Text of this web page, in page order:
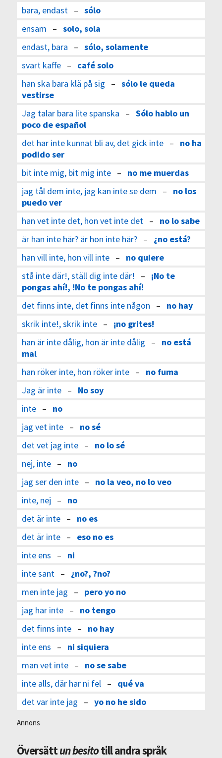
bara, endast– sólo
ensam – solo, sola
endast, bara – sólo, solamente
svart kaffe– café solo
han ska bara klä på sig – sólo le queda
vestirse
Jag talar bara lite spanska – Sólo hablo un
poco de español
det har inte kunnat bli av, det gick inte– no ha
podido ser
bit inte mig, bit mig inte– no me muerdas
jag tål dem inte, jag kan inte se dem – no los
puedo ver
han vet inte det, hon vet inte det– no lo sabe
är han inte här? är hon inte här?– ¿no está?
han vill inte, hon vill inte– no quiere
stå inte där!, ställ dig inte där! – ¡No te
pongas ahí!, !No te pongas ahí!
det finns inte, det finns inte någon – no hay
skrik inte!, skrik inte– ¡no grites!
han är inte dålig, hon är inte dålig – no está
mal
han röker inte, hon röker inte– no fuma
Jag är inte– No soy
inte– no
jag vet inte– no sé
det vet jag inte– no lo sé
nej, inte– no
jag ser den inte– no la veo, no lo veo
inte, nej – no
det är inte– no es
det är inte– eso no es
inte ens – ni
inte sant– ¿no?, ?no?
men inte jag – pero yo no
jag har inte– no tengo
det finns inte– no hay
inte ens – ni siquiera
man vet inte– no se sabe
inte alls, där har ni fel– qué va
det var inte jag – yo no he sido
Annons
Översättun besitotill andra språk